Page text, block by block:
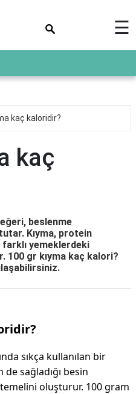
☰
kaç kaloridir?
kaç
beslenme
Kıyma, protein
farklı yemeklerdeki
100 gr kıyma kaç kalori?
sıkça kullanılan bir
sağladığı besin
oluşturur. 100 gram